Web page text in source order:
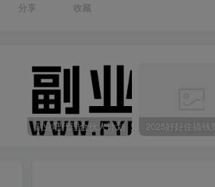
分享 收藏
副业吧代理合伙人计划